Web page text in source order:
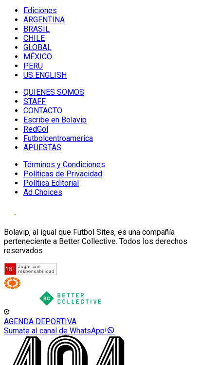
Ediciones
ARGENTINA
BRASIL
CHILE
GLOBAL
MÉXICO
PERU
US ENGLISH
QUIENES SOMOS
STAFF
CONTACTO
Escribe en Bolavip
RedGol
Futbolcentroamerica
APUESTAS
Términos y Condiciones
Políticas de Privacidad
Política Editorial
Ad Choices
Bolavip, al igual que Futbol Sites, es una compañía
perteneciente a Better Collective. Todos los derechos
reservados
AGENDA DEPORTIVA
Sumate al canal de WhatsApp!